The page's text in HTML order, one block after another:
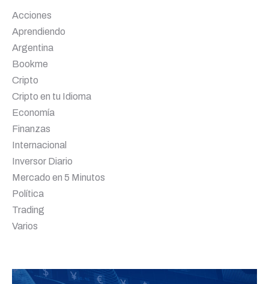
Acciones
Aprendiendo
Argentina
Bookme
Cripto
Cripto en tu Idioma
Economía
Finanzas
Internacional
Inversor Diario
Mercado en 5 Minutos
Política
Trading
Varios